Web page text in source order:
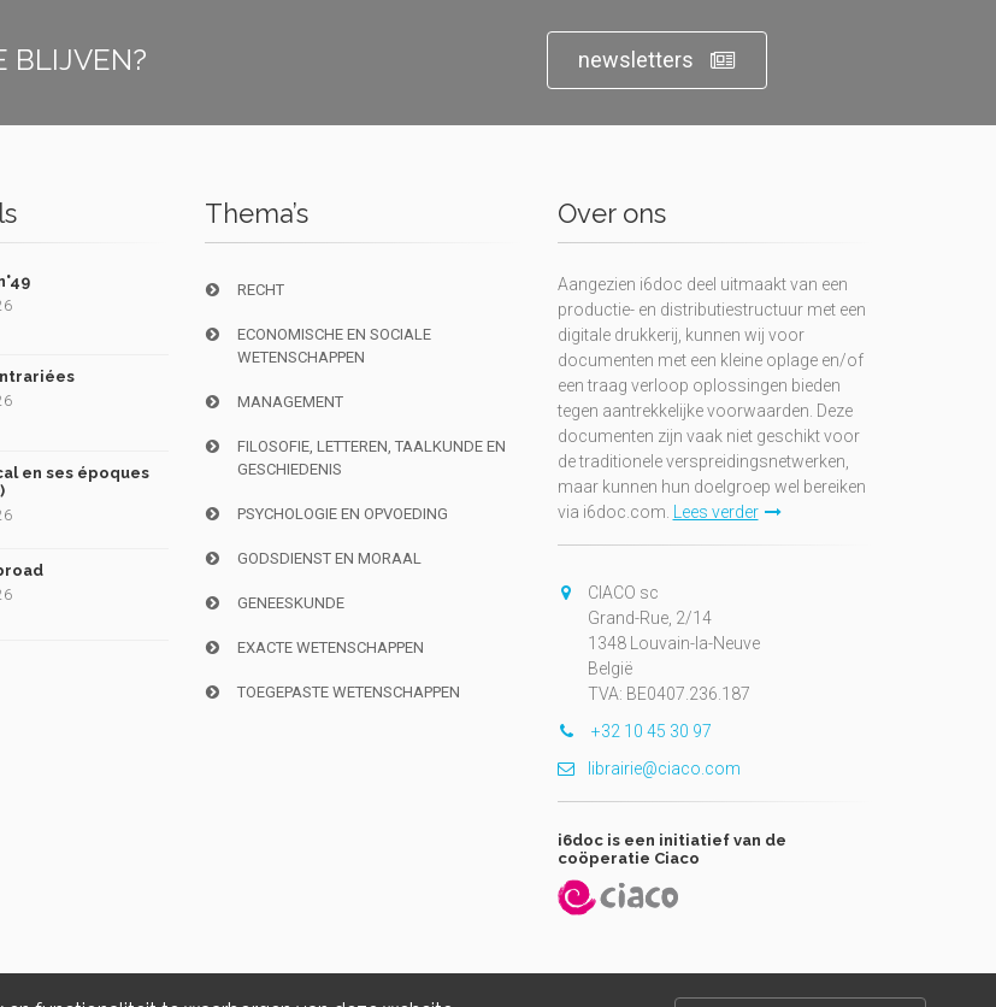
BLIJVEN? newsletters
en ses époques
Thema’s
RECHT
ECONOMISCHE EN SOCIALE
WETENSCHAPPEN
MANAGEMENT
FILOSOFIE, LETTEREN, TAALKUNDE EN
GESCHIEDENIS
PSYCHOLOGIE EN OPVOEDING
GODSDIENST EN MORAAL
GENEESKUNDE
EXACTE WETENSCHAPPEN
TOEGEPASTE WETENSCHAPPEN
Over ons
Aangezien i6doc deel uitmaakt van een
productie- en distributiestructuur met een
digitale drukkerij, kunnen wij voor
documenten met een kleine oplage en/of
een traag verloop oplossingen bieden
tegen aantrekkelijke voorwaarden. Deze
documenten zijn vaak niet geschikt voor
de traditionele verspreidingsnetwerken,
maar kunnen hun doelgroep wel bereiken
via i6doc.com.
Lees verder
CIACO sc
Grand-Rue, 2/14
1348 Louvain-la-Neuve
België
TVA: BE0407.236.187
+32 10 45 30 97
librairie@ciaco.com
i6doc is een initiatief van de
coöperatie Ciaco